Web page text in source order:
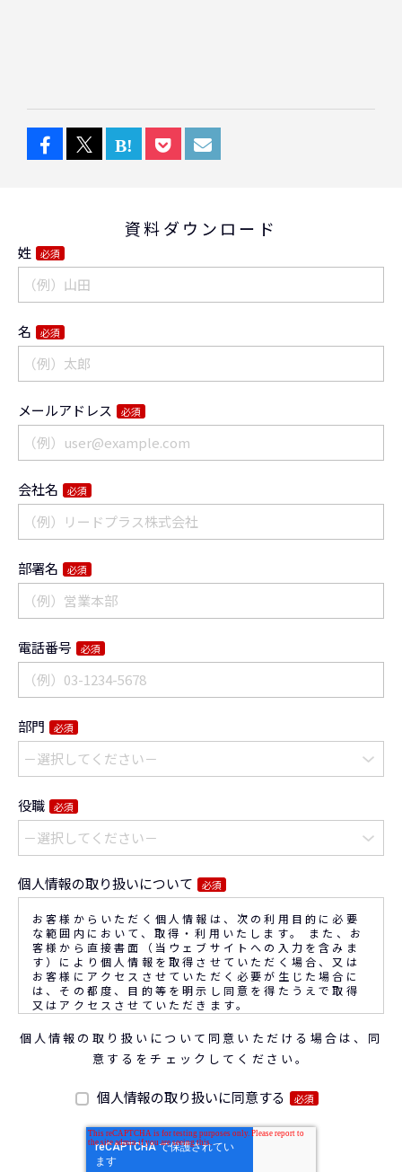
資料ダウンロード
姓 必須
名 必須
メールアドレス 必須
会社名 必須
部署名 必須
電話番号 必須
部門 必須
役職 必須
個人情報の取り扱いについて 必須
お客様からいただく個人情報は、次の利用目的に必要
な範囲内において、取得・利用いたします。 また、お
客様から直接書面（当ウェブサイトへの入力を含みま
す）により個人情報を取得させていただく場合、又は
お客様にアクセスさせていただく必要が生じた場合に
は、その都度、目的等を明示し同意を得たうえで取得
又はアクセスさせていただきます。
なお、通話内容の確認や応対品質の評価・研修を通じ
て顧客満足の向上を図るために、お客様との通話内容
くことがあります。
◆個人情報の利用目的
(1) お問い合わせいただいた内容やご相談に対応する
個人情報の取り扱いについて同意いただける場合は、同
意するをチェックしてください。
個人情報の取り扱いに同意する 必須